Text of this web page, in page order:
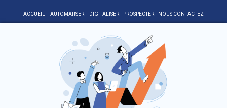
ACCUEIL AUTOMATISER DIGITALISER PROSPECTER NOUS CONTACTEZ